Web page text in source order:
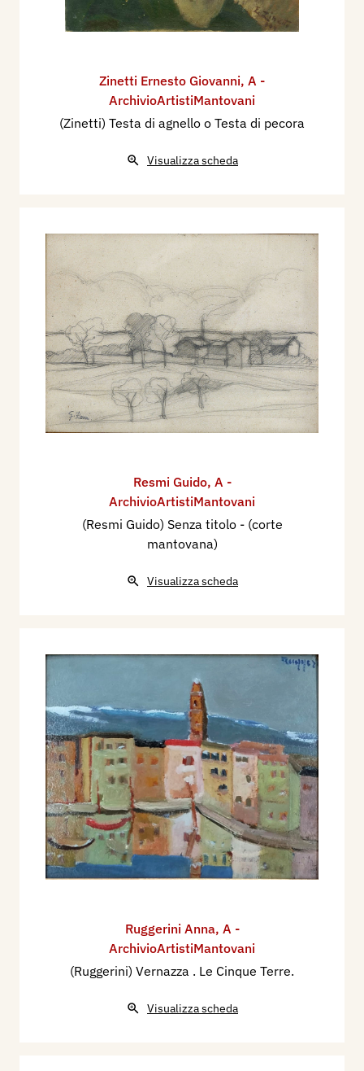
Zinetti Ernesto Giovanni, A -
ArchivioArtistiMantovani
(Zinetti) Testa di agnello o Testa di pecora
Visualizza scheda
Resmi Guido, A -
ArchivioArtistiMantovani
(Resmi Guido) Senza titolo - (corte
mantovana)
Visualizza scheda
Ruggerini Anna, A -
ArchivioArtistiMantovani
(Ruggerini) Vernazza . Le Cinque Terre.
Visualizza scheda